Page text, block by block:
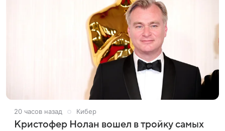
20 часов назад Кибер
Кристофер Нолан вошел в тройку самых